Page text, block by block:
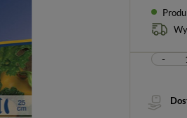
-